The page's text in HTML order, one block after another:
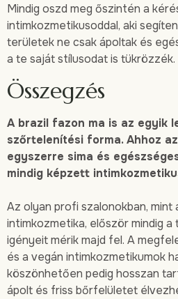
Mindig oszd meg őszintén a
intimkozmetikusoddal, aki
területek ne csak ápoltak és
a te saját stílusodat is tükrözzék.
Összegzés
A brazil fazon ma is az egyik
szőrtelenítési forma. Ahhoz
egyszerre sima és
mindig képzett
Az olyan profi szalonokban, mint
intimkozmetika, először mindig
igényeit mérik majd fel. A
és a vegán intimkozmetikumok
köszönhetően pedig hosszan
ápolt és friss bőrfelületet